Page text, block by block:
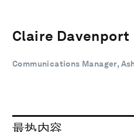
Claire Davenport
Communications Manager,
最热内容